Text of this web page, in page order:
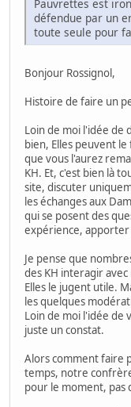
Pauvrettes est
défendue par un
toute seule pour
Bonjour Rossignol,
Histoire de faire un
Loin de moi l'idée de
bien, Elles peuvent
que vous l'aurez
KH. Et, c'est bien là
site, discuter
les échanges aux
qui se posent des
expérience,
Je pense que
des KH interagir
Elles le jugent utile.
les quelques
Loin de moi l'idée de
juste un constat.
Alors comment faire
temps, notre
pour le moment, pas